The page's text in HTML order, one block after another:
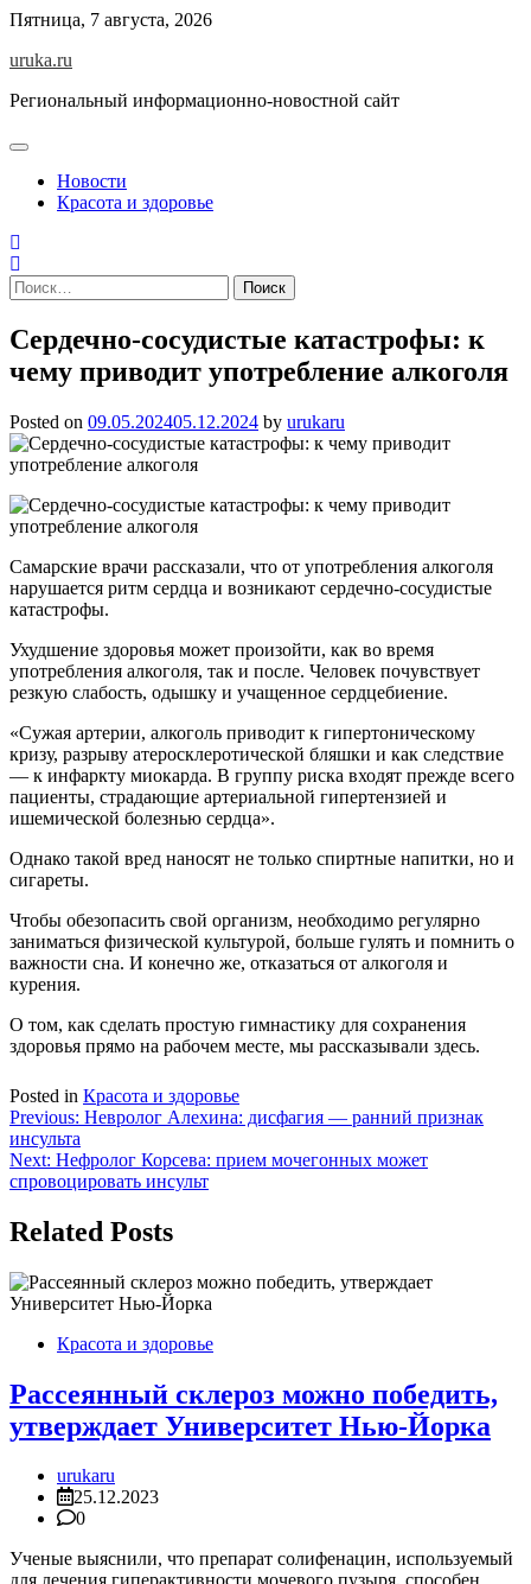
Skip
content
Пятница, 7 августа, 2026
uruka.ru
Региональный информационно-новостной сайт
Новости
Красота и здоровье
Найти:
Сердечно-сосудистые катастрофы: к
чему приводит употребление алкоголя
Posted on 09.05.202405.12.2024 by urukaru
Самарские врачи рассказали, что от употребления алкоголя
нарушается ритм сердца и возникают сердечно-сосудистые
катастрофы.
Ухудшение здоровья может произойти, как во время
употребления алкоголя, так и после. Человек почувствует
резкую слабость, одышку и учащенное сердцебиение.
«Сужая артерии, алкоголь приводит к гипертоническому
кризу, разрыву атеросклеротической бляшки и как следствие
— к инфаркту миокарда. В группу риска входят прежде всего
пациенты, страдающие артериальной гипертензией и
ишемической болезнью сердца».
Однако такой вред наносят не только спиртные напитки, но и
сигареты.
Чтобы обезопасить свой организм, необходимо регулярно
заниматься физической культурой, больше гулять и помнить о
важности сна. И конечно же, отказаться от алкоголя и
курения.
О том, как сделать простую гимнастику для сохранения
здоровья прямо на рабочем месте, мы рассказывали здесь.
Posted in Красота и здоровье
Навигация
по
записям
Previous: Невролог Алехина: дисфагия — ранний признак
инсульта
Next: Нефролог Корсева: прием мочегонных может
спровоцировать инсульт
Related Posts
Красота и здоровье
Рассеянный склероз можно победить,
утверждает Университет Нью-Йорка
urukaru
25.12.2023
0
Ученые выяснили, что препарат солифенацин, используемый